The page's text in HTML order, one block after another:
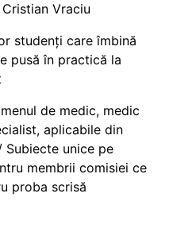
Vraciu
studenți care îmbină
pusă în practică la
de medic, medic
aplicabile din
unice pe
membrii comisiei ce
proba scrisă